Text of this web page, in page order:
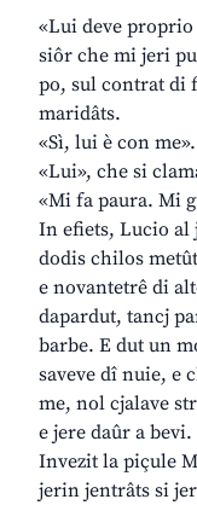
«Lui deve
siôr che mi jeri
po, sul contrat di
maridâts.
«Sì, lui è con me».
«Lui», che si
«Mi fa paura. Mi
In efiets, Lucio al
dodis chilos
e novantetrê di
dapardut, tancj
barbe. E dut un
saveve dî nuie, e
me, nol cjalave
e jere daûr a bevi.
Invezit la piçule
jerin jentrâts si